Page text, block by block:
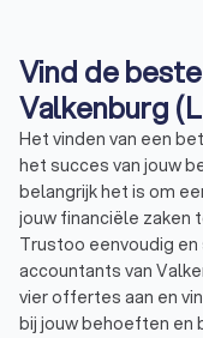
Vind de
Valkenburg
Het vinden van een
het succes van jouw
belangrijk het is om
jouw financiële zaken
Trustoo eenvoudig
accountants van
vier offertes aan en
bij jouw behoeften en